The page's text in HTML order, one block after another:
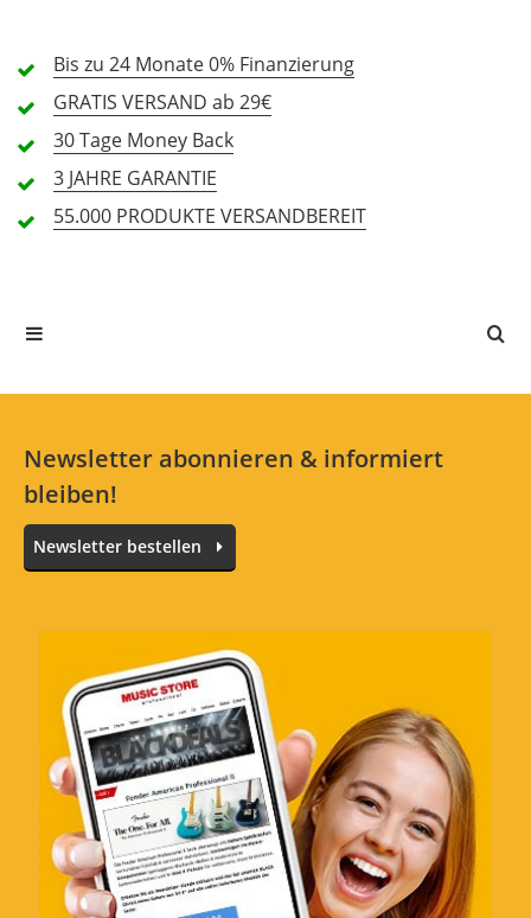
Alle Sprachen
In deiner Sprache gibt es noch keine Textbewertungen.
Bis zu 24 Monate0% Finanzierung
GRATIS VERSAND ab 29€
30 Tage Money Back
3 JAHRE GARANTIE
55.000 PRODUKTE VERSANDBEREIT
Newsletter abonnieren & informiert
bleiben!
Newsletter bestellen